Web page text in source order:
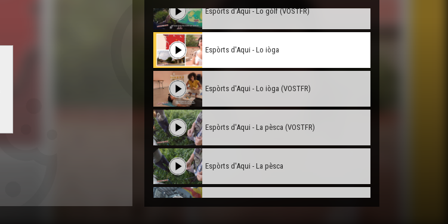
Espòrts d'Aqui - Lo gòlf (VOSTFR)
Espòrts d'Aqui - Lo iòga
Espòrts d'Aqui - Lo iòga (VOSTFR)
Espòrts d'Aqui - La pèsca (VOSTFR)
Espòrts d'Aqui - La pèsca
Espòrts d'Aqui - L'escalada (VOSTFR)